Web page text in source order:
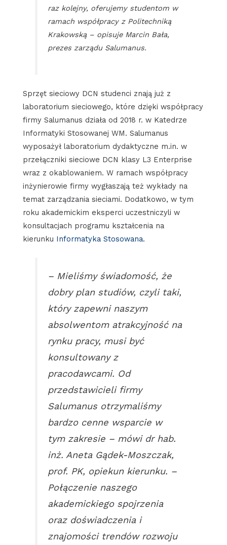
raz kolejny, oferujemy studentom w
ramach współpracy z Politechniką
Krakowską – opisuje Marcin Bała,
prezes zarządu Salumanus.
Sprzęt sieciowy DCN studenci znają już z
laboratorium sieciowego, które dzięki współpracy
firmy Salumanus działa od 2018 r. w Katedrze
Informatyki Stosowanej WM. Salumanus
wyposażył laboratorium dydaktyczne m.in. w
przełączniki sieciowe DCN klasy L3 Enterprise
wraz z okablowaniem. W ramach współpracy
inżynierowie firmy wygłaszają też wykłady na
temat zarządzania sieciami. Dodatkowo, w tym
roku akademickim eksperci uczestniczyli w
konsultacjach programu kształcenia na
kierunku Informatyka Stosowana.
– Mieliśmy świadomość, że
dobry plan studiów, czyli taki,
który zapewni naszym
absolwentom atrakcyjność na
rynku pracy, musi być
konsultowany z
pracodawcami. Od
przedstawicieli firmy
Salumanus otrzymaliśmy
bardzo cenne wsparcie w
tym zakresie – mówi dr hab.
inż. Aneta Gądek-Moszczak,
prof. PK, opiekun kierunku. –
Połączenie naszego
akademickiego spojrzenia
oraz doświadczenia i
znajomości trendów rozwoju